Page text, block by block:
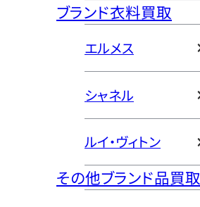
ブランド衣料買取
エルメス
シャネル
ルイ・ヴィトン
その他ブランド品買取